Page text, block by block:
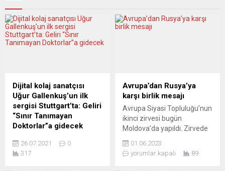
Dijital kolaj sanatçısı
Uğur Gallenkuş’un ilk
sergisi Stuttgart’ta: Geliri
“Sınır Tanımayan
Doktorlar”a gidecek
Ortadoğu’daki savaş ve
çatışmaları konu alan
çalışmalarıyla tanınan
26.07.2021
0
317
Avrupa’dan Rusya’ya
karşı birlik mesajı
Avrupa Siyasi Topluluğu’nun
ikinci zirvesi bugün
Moldova’da yapıldı. Zirvede
Rusya’ya karşı birlik mesajı
verilirken, Ukrayna’nın
NATO’ya üyelik talebi yine
01.06.2023
yorumlar kapalı
89